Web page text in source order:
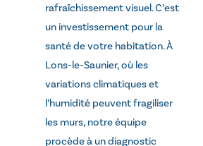
rafraîchissement visuel. C’est
un investissement pour la
santé de votre habitation. À
Lons-le-Saunier, où les
variations climatiques et
l’humidité peuvent fragiliser
les murs, notre équipe
procède à un diagnostic